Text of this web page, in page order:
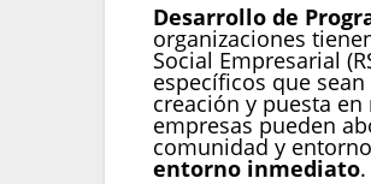
Desarrollo de
organizaciones
Social Empresarial
específicos que
creación y puesta
empresas pueden
comunidad y
entorno inmediato.